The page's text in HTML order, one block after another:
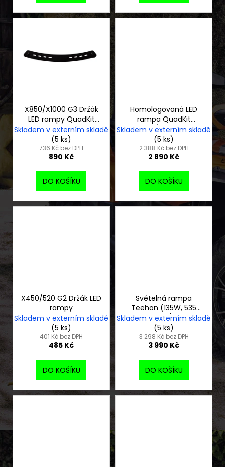
X850/X1000 G3 Držák
LED rampy QuadKit
(plochý)
Skladem v externím skladě
(5 ks)
736 Kč bez DPH
890 Kč
DO KOŠÍKU
Homologovaná LED
rampa QuadKit
60W/276 mm
Skladem v externím skladě
(5 ks)
2 388 Kč bez DPH
2 890 Kč
DO KOŠÍKU
X450/520 G2 Držák LED
rampy
Skladem v externím skladě
(5 ks)
401 Kč bez DPH
485 Kč
DO KOŠÍKU
Světelná rampa
Teehon (135W, 535
mm)
Skladem v externím skladě
(5 ks)
3 298 Kč bez DPH
3 990 Kč
DO KOŠÍKU